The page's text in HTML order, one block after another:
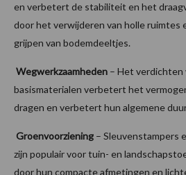
en verbetert de stabiliteit en het
door het verwijderen van holle ruimtes
grijpen van bodemdeeltjes.
Wegwerkzaamheden – Het verdichten
basismaterialen verbetert het
dragen en verbetert hun algemene
Groenvoorziening – Sleuvenstampers
zijn populair voor tuin- en
door hun compacte afmetingen en